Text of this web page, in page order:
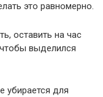
это равномерно.
оставить на час
выделился
убирается для